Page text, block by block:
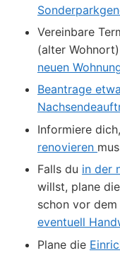
Vereinbare
(alter
neuen
Beantrage
Informiere
renovieren
Falls du in der
willst, plane
schon vor
eventuell
Plane die